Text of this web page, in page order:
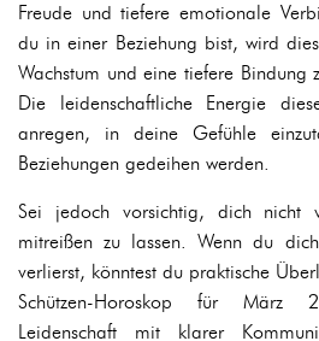
Freude und tiefere emotionale
du in einer Beziehung bist, wird
Wachstum und eine tiefere Bindung
Die leidenschaftliche Energie
anregen, in deine Gefühle
Beziehungen gedeihen werden.
Sei jedoch vorsichtig, dich nicht
mitreißen zu lassen. Wenn du
verlierst, könntest du praktische
Schützen-Horoskop für März
Leidenschaft mit klarer